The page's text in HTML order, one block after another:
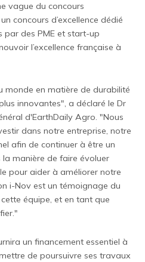
vague du concours
concours d’excellence dédié
des PME et start-up
l’excellence française à
monde en matière de durabilité
innovantes", a déclaré le Dr
d'EarthDaily Agro. "Nous
dans notre entreprise, notre
afin de continuer à être un
la manière de faire évoluer
pour aider à améliorer notre
i-Nov est un témoignage du
équipe, et en tant que
un financement essentiel à
de poursuivre ses travaux